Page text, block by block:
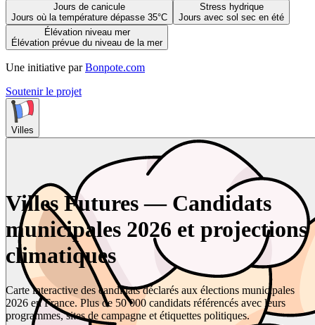
Jours de canicule
Jours où la température dépasse 35°C
Stress hydrique
Jours avec sol sec en été
Élévation niveau mer
Élévation prévue du niveau de la mer
Une initiative par Bonpote.com
Soutenir le projet
Villes
Villes Futures — Candidats
municipales 2026 et projections
climatiques
Carte interactive des candidats déclarés aux élections municipales
2026 en France. Plus de 50 000 candidats référencés avec leurs
programmes, sites de campagne et étiquettes politiques.